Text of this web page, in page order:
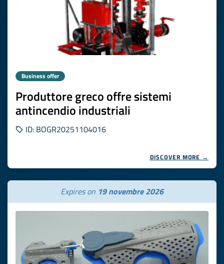
Business offer
Produttore greco offre sistemi
antincendio industriali
ID: BOGR20251104016
DISCOVER MORE →
Expires on 19 novembre 2026